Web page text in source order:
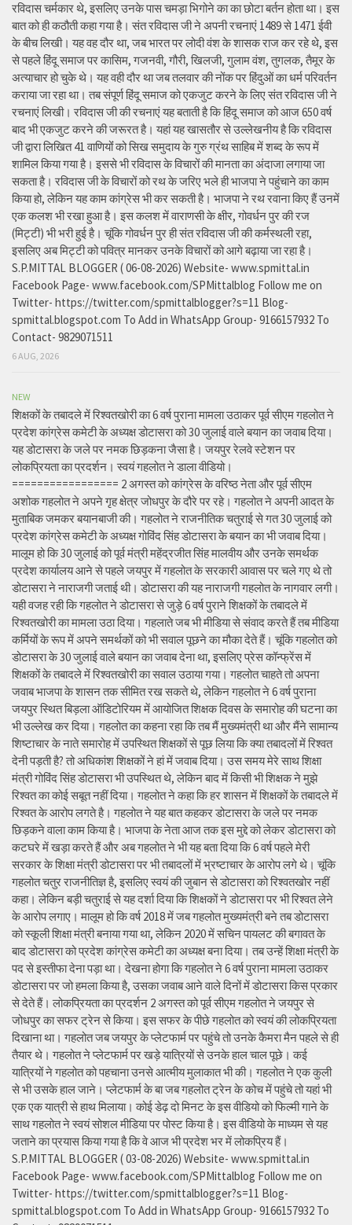
रविदास चर्मकार थे, इसलिए उनके पास चमड़ा भिगोने का का छोटा बर्तन होता था। इस
बात को ही कठौती कहा गया है। संत रविदास जी ने अपनी रचनाएं 1489 से 1471 ईवी
के बीच लिखी। यह वह दौर था, जब भारत पर लोदी वंश के शासक राज कर रहे थे, इस
से पहले हिंदू समाज पर कासिम, गजनवी, गौरी, खिलजी, गुलाम वंश, तुगलक, तैमूर के
अत्याचार हो चुके थे। यह वही दौर था जब तलवार की नोंक पर हिंदुओं का धर्म परिवर्तन
कराया जा रहा था। तब संपूर्ण हिंदू समाज को एकजुट करने के लिए संत रविदास जी ने
रचनाएं लिखी। रविदास जी की रचनाएं यह बताती है कि हिंदू समाज को आज 650 वर्ष
बाद भी एकजुट करने की जरूरत है। यहां यह खासतौर से उल्लेखनीय है कि रविदास
जी द्वारा लिखित 41 वाणियोंं को सिख समुदाय के गुरु ग्रंथ साहिब में शब्द के रूप में
शामिल किया गया है। इससे भी रविदास के विचारों की मानता का अंदाजा लगाया जा
सकता है। रविदास जी के विचारों को रथ के जरिए भले ही भाजपा ने पहुंचाने का काम
किया हो, लेकिन यह काम कांग्रेस भी कर सकती है। भाजपा ने रथ रवाना किए हैं उनमें
एक कलश भी रखा हुआ है। इस कलश में वाराणसी के क्षीर, गोवर्धन पुर की रज
(मिट्टी) भी भरी हुई है। चूंकि गोवर्धन पुर ही संत रविदास जी की कर्मस्थली रहा,
इसलिए अब मिट्टी को पवित्र मानकर उनके विचारों को आगे बढ़ाया जा रहा है।
S.P.MITTAL BLOGGER ( 06-08-2026) Website- www.spmittal.in
Facebook Page- www.facebook.com/SPMittalblog Follow me on
Twitter- https://twitter.com/spmittalblogger?s=11 Blog-
spmittal.blogspot.com To Add in WhatsApp Group- 9166157932 To
Contact- 9829071511
6 AUG, 2026
NEW
शिक्षकों के तबादले में रिश्वतखोरी का 6 वर्ष पुराना मामला उठाकर पूर्व सीएम गहलोत ने
प्रदेश कांग्रेस कमेटी के अध्यक्ष डोटासरा को 30 जुलाई वाले बयान का जवाब दिया।
यह डोटासरा के जले पर नमक छिड़कना जैसा है। जयपुर रेलवे स्टेशन पर
लोकप्रियता का प्रदर्शन। स्वयं गहलोत ने डाला वीडियो।
================= 2 अगस्त को कांग्रेस के वरिष्ठ नेता और पूर्व सीएम
अशोक गहलोत ने अपने गृह क्षेत्र जोधपुर के दौरे पर रहे। गहलोत ने अपनी आदत के
मुताबिक जमकर बयानबाजी की। गहलोत ने राजनीतिक चतुराई से गत 30 जुलाई को
प्रदेश कांग्रेस कमेटी के अध्यक्ष गोविंद सिंह डोटासरा के बयान का भी जवाब दिया।
मालूम हो कि 30 जुलाई को पूर्व मंत्री महेंद्रजीत सिंह मालवीय और उनके समर्थक
प्रदेश कार्यालय आने से पहले जयपुर में गहलोत के सरकारी आवास पर चले गए थे तो
डोटासरा ने नाराजगी जताई थी। डोटासरा की यह नाराजगी गहलोत के नागवार लगी।
यही वजह रही कि गहलोत ने डोटासरा से जुड़े 6 वर्ष पुराने शिक्षकों के तबादले में
रिश्वतखोरी का मामला उठा दिया। गहलाते जब भी मीडिया से संवाद करते हैं तब मीडिया
कर्मियों के रूप में अपने समर्थकों को भी सवाल पूछने का मौका देते हैं। चूंकि गहलोत को
डोटासरा के 30 जुलाई वाले बयान का जवाब देना था, इसलिए प्रेस कॉन्फ्रेंस में
शिक्षकों के तबादले में रिश्वतखोरी का सवाल उठाया गया। गहलोत चाहते तो अपना
जवाब भाजपा के शासन तक सीमित रख सकते थे, लेकिन गहलोत ने 6 वर्ष पुराना
जयपुर स्थित बिड़ला ऑडिटोरियम में आयोजित शिक्षक दिवस के समारोह की घटना का
भी उल्लेख कर दिया। गहलोत का कहना रहा कि तब मैं मुख्यमंत्री था और मैंने सामान्य
शिष्टाचार के नाते समारोह में उपस्थित शिक्षकों से पूछ लिया कि क्या तबादलों में रिश्वत
देनी पड़ती है? तो अधिकांश शिक्षकों ने हां में जवाब दिया। उस समय मेरे साथ शिक्षा
मंत्री गोविंद सिंह डोटासरा भी उपस्थित थे, लेकिन बाद में किसी भी शिक्षक ने मुझे
रिश्वत का कोई सबूत नहीं दिया। गहलोत ने कहा कि हर शासन में शिक्षकों के तबादले में
रिश्वत के आरोप लगते है। गहलोत ने यह बात कहकर डोटासरा के जले पर नमक
छिड़कने वाला काम किया है। भाजपा के नेता आज तक इस मुद्दे को लेकर डोटासरा को
कटघरे में खड़ा करते हैं और अब गहलोत ने भी यह बता दिया कि 6 वर्ष पहले मेरी
सरकार के शिक्षा मंत्री डोटासरा पर भी तबादलों में भ्रष्टाचार के आरोप लगे थे। चूंकि
गहलोत चतुर राजनीतिज्ञ है, इसलिए स्वयं की जुबान से डोटासरा को रिश्वतखोर नहीं
कहा। लेकिन बड़ी चतुराई से यह दर्शा दिया कि शिक्षकों ने डोटासरा पर भी रिश्वत लेने
के आरोप लगाए। मालूम हो कि वर्ष 2018 में जब गहलोत मुख्यमंत्री बने तब डोटासरा
को स्कूली शिक्षा मंत्री बनाया गया था, लेकिन 2020 में सचिन पायलट की बगावत के
बाद डोटासरा को प्रदेश कांग्रेस कमेटी का अध्यक्ष बना दिया। तब उन्हें शिक्षा मंत्री के
पद से इस्तीफा देना पड़ा था। देखना होगा कि गहलोत ने 6 वर्ष पुराना मामला उठाकर
डोटासरा पर जो हमला किया है, उसका जवाब आने वाले दिनों में डोटासरा किस प्रकार
से देते हैं। लोकप्रियता का प्रदर्शन 2 अगस्त को पूर्व सीएम गहलोत ने जयपुर से
जोधपुर का सफर ट्रेन से किया। इस सफर के पीछे गहलोत को स्वयं की लोकप्रियता
दिखाना था। गहलोत जब जयपुर के प्लेटफार्म पर पहुंचे तो उनके कैमरा मैन पहले से ही
तैयार थे। गहलोत ने प्लेटफार्म पर खड़े यात्रियों से उनके हाल चाल पूछे। कई
यात्रियों ने गहलोत को पहचाना उनसे आत्मीय मुलाकात भी की। गहलोत ने एक कुली
से भी उसके हाल जाने। प्लेटफार्म के बा जब गहलोत ट्रेन के कोच में पहुंचे तो यहां भी
एक एक यात्री से हाथ मिलाया। कोई डेढ़ दो मिनट के इस वीडियो को फिल्मी गाने के
साथ गहलोत ने स्वयं सोशल मीडिया पर पोस्ट किया है। इस वीडियो के माध्यम से यह
जताने का प्रयास किया गया है कि वे आज भी प्रदेश भर में लोकप्रिय हैं।
S.P.MITTAL BLOGGER ( 03-08-2026) Website- www.spmittal.in
Facebook Page- www.facebook.com/SPMittalblog Follow me on
Twitter- https://twitter.com/spmittalblogger?s=11 Blog-
spmittal.blogspot.com To Add in WhatsApp Group- 9166157932 To